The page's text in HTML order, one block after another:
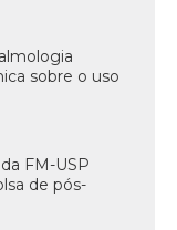
sobre o uso
FM-USP
de pós-